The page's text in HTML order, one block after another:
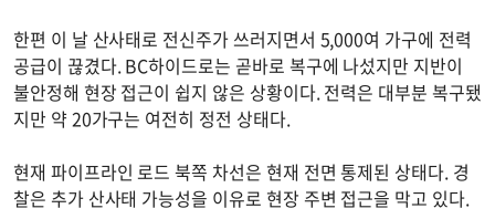
한편 이 날 산사태로 전신주가 쓰러지면서 5,000여 가구에 전력
공급이 끊겼다. BC하이드로는 곧바로 복구에 나섰지만 지반이
불안정해 현장 접근이 쉽지 않은 상황이다. 전력은 대부분 복구됐
지만 약 20가구는 여전히 정전 상태다.
현재 파이프라인 로드 북쪽 차선은 현재 전면 통제된 상태다. 경
찰은 추가 산사태 가능성을 이유로 현장 주변 접근을 막고 있다.